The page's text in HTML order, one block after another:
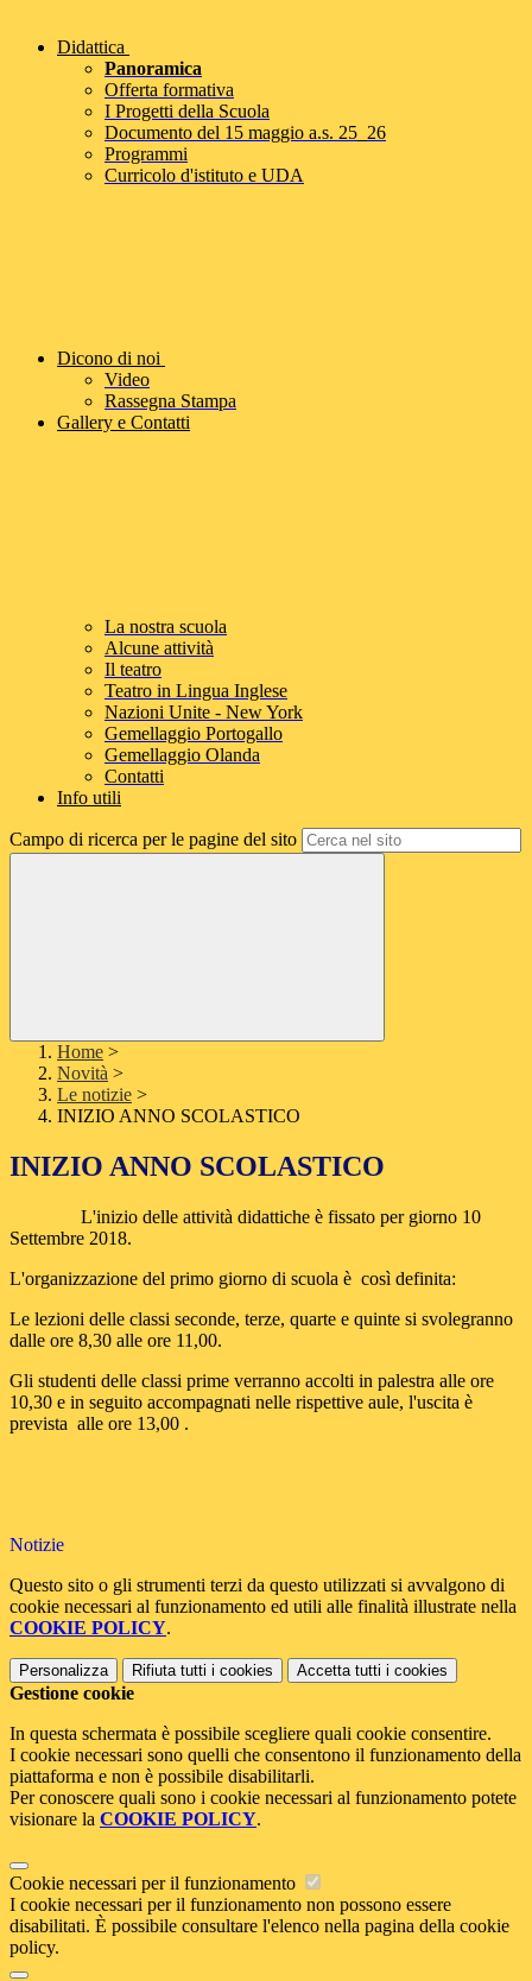
Didattica
Panoramica
Offerta formativa
I Progetti della Scuola
Documento del 15 maggio a.s. 25_26
Programmi
Curricolo d'istituto e UDA
Dicono di noi
Video
Rassegna Stampa
Gallery e Contatti
La nostra scuola
Alcune attività
Il teatro
Teatro in Lingua Inglese
Nazioni Unite - New York
Gemellaggio Portogallo
Gemellaggio Olanda
Contatti
Info utili
Campo di ricerca per le pagine del sito
Home >
Novità >
Le notizie >
INIZIO ANNO SCOLASTICO
INIZIO ANNO SCOLASTICO
L'inizio delle attività didattiche è fissato per giorno 10
Settembre 2018.
L'organizzazione del primo giorno di scuola è così definita:
Le lezioni delle classi seconde, terze, quarte e quinte si svolegranno
dalle ore 8,30 alle ore 11,00.
Gli studenti delle classi prime verranno accolti in palestra alle ore
10,30 e in seguito accompagnati nelle rispettive aule, l'uscita è
prevista alle ore 13,00 .
Notizie
Questo sito o gli strumenti terzi da questo utilizzati si avvalgono di
cookie necessari al funzionamento ed utili alle finalità illustrate nella
COOKIE POLICY.
Personalizza Rifiuta tutti i cookies Accetta tutti i cookies
Gestione cookie
In questa schermata è possibile scegliere quali cookie consentire.
I cookie necessari sono quelli che consentono il funzionamento della
piattaforma e non è possibile disabilitarli.
Per conoscere quali sono i cookie necessari al funzionamento potete
visionare la COOKIE POLICY.
Cookie necessari per il funzionamento
I cookie necessari per il funzionamento non possono essere
disabilitati. È possibile consultare l'elenco nella pagina della cookie
policy.